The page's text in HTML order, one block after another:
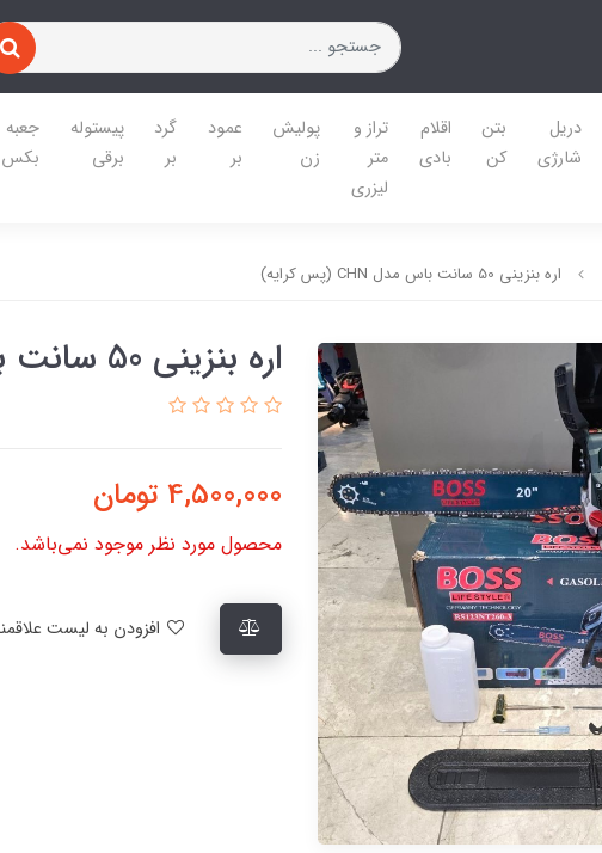
دریل
شارژی
بتن
کن
اقلام
بادی
تراز و
متر
لیزری
پولیش
زن
عمود
بر
گرد
بر
پیستوله
برقی
جعبه
بکس
اره بنزینی 50 سانت باس مدل CHN (پس کرایه)
اره بنزینی 50 سانت باس مدل CHN (پس کرایه)
4,500,000 تومان
محصول مورد نظر موجود نمی‌باشد.